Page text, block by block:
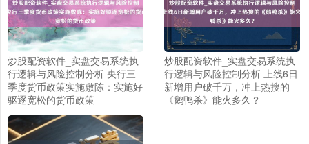
炒股配资软件_实盘交易系统执
行逻辑与风险控制分析 央行三
季度货币政策实施敷陈：实施好
驱逐宽松的货币政策
炒股配资软件_实盘交易系统执
行逻辑与风险控制分析 上线6日
新增用户破千万，冲上热搜的
《鹅鸭杀》能火多久？